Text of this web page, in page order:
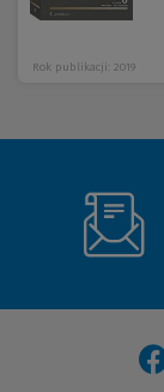
Rok publikacji: 2019